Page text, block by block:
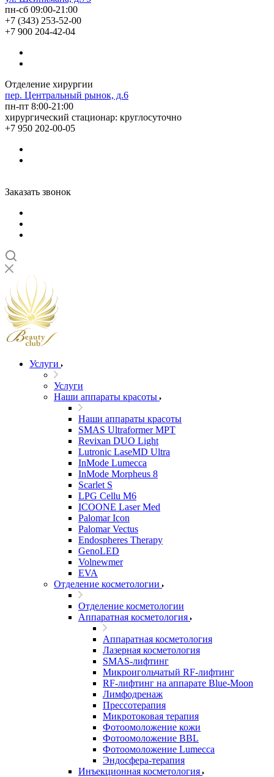
пн-сб 09:00-21:00
+7 (343) 253-52-00
+7 900 204-42-04
Отделение хирургии
пер. Центральный рынок, д.6
пн-пт 8:00-21:00
хирургический стационар: круглосуточно
+7 950 202-00-05
Заказать звонок
Услуги
Услуги
Наши аппараты красоты
Наши аппараты красоты
SMAS Ultraformer MPT
Revixan DUO Light
Lutronic LaseMD Ultra
InMode Lumecca
InMode Morpheus 8
Scarlet S
LPG Cellu M6
ICOONE Laser Med
Palomar Icon
Palomar Vectus
Endospheres Therapy
GenoLED
Volnewmer
EVA
Отделение косметологии
Отделение косметологии
Аппаратная косметология
Аппаратная косметология
Лазерная косметология
SMAS-лифтинг
Микроигольчатый RF-лифтинг
RF-лифтинг на аппарате Blue-Moon
Лимфодренаж
Прессотерапия
Микротоковая терапия
Фотоомоложение кожи
Фотоомоложение BBL
Фотоомоложение Lumecca
Эндосфера-терапия
Инъекционная косметология